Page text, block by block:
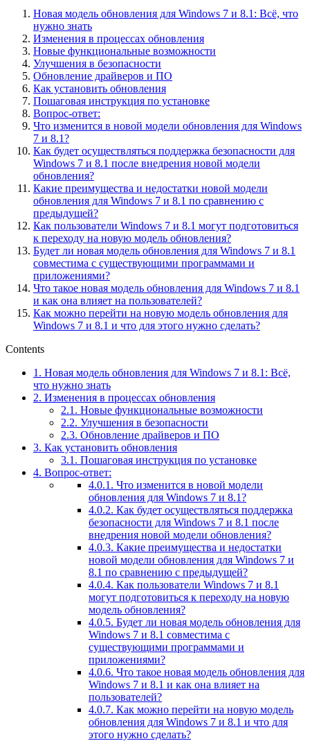
Новая модель обновления для Windows 7 и 8.1: Всё, что
нужно знать
Изменения в процессах обновления
Новые функциональные возможности
Улучшения в безопасности
Обновление драйверов и ПО
Как установить обновления
Пошаговая инструкция по установке
Вопрос-ответ:
Что изменится в новой модели обновления для Windows
7 и 8.1?
Как будет осуществляться поддержка безопасности для
Windows 7 и 8.1 после внедрения новой модели
обновления?
Какие преимущества и недостатки новой модели
обновления для Windows 7 и 8.1 по сравнению с
предыдущей?
Как пользователи Windows 7 и 8.1 могут подготовиться
к переходу на новую модель обновления?
Будет ли новая модель обновления для Windows 7 и 8.1
совместима с существующими программами и
приложениями?
Что такое новая модель обновления для Windows 7 и 8.1
и как она влияет на пользователей?
Как можно перейти на новую модель обновления для
Windows 7 и 8.1 и что для этого нужно сделать?
Contents
1. Новая модель обновления для Windows 7 и 8.1: Всё,
что нужно знать
2. Изменения в процессах обновления
2.1. Новые функциональные возможности
2.2. Улучшения в безопасности
2.3. Обновление драйверов и ПО
3. Как установить обновления
3.1. Пошаговая инструкция по установке
4. Вопрос-ответ:
4.0.1. Что изменится в новой модели
обновления для Windows 7 и 8.1?
4.0.2. Как будет осуществляться поддержка
безопасности для Windows 7 и 8.1 после
внедрения новой модели обновления?
4.0.3. Какие преимущества и недостатки
новой модели обновления для Windows 7 и
8.1 по сравнению с предыдущей?
4.0.4. Как пользователи Windows 7 и 8.1
могут подготовиться к переходу на новую
модель обновления?
4.0.5. Будет ли новая модель обновления для
Windows 7 и 8.1 совместима с
существующими программами и
приложениями?
4.0.6. Что такое новая модель обновления для
Windows 7 и 8.1 и как она влияет на
пользователей?
4.0.7. Как можно перейти на новую модель
обновления для Windows 7 и 8.1 и что для
этого нужно сделать?